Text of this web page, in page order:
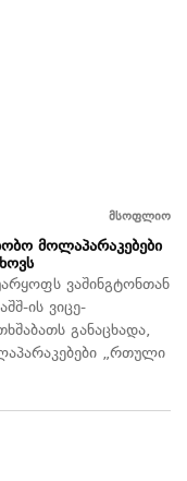
მსოფლიო
მოლაპარაკებები
ვაშინგტონთან
ის ვიცე-
განაცხადა,
„რთული